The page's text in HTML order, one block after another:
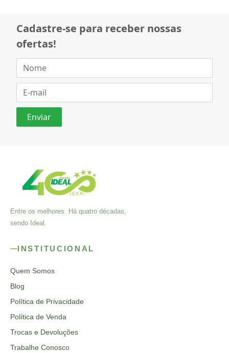
Cadastre-se para receber nossas
ofertas!
Entre os melhores. Há quatro décadas,
sendo Ideal.
INSTITUCIONAL
Quem Somos
Blog
Política de Privacidade
Política de Venda
Trocas e Devoluções
Trabalhe Conosco